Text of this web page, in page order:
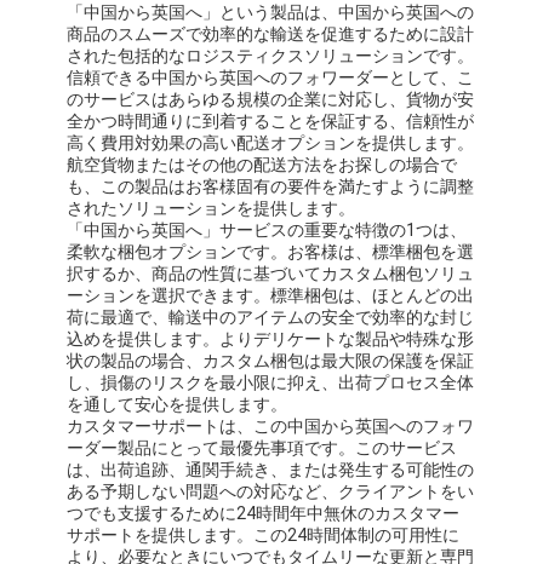
「中国から英国へ」という製品は、中国から英国への
商品のスムーズで効率的な輸送を促進するために設計
された包括的なロジスティクスソリューションです。
信頼できる中国から英国へのフォワーダーとして、こ
のサービスはあらゆる規模の企業に対応し、貨物が安
全かつ時間通りに到着することを保証する、信頼性が
高く費用対効果の高い配送オプションを提供します。
航空貨物またはその他の配送方法をお探しの場合で
も、この製品はお客様固有の要件を満たすように調整
されたソリューションを提供します。
「中国から英国へ」サービスの重要な特徴の1つは、
柔軟な梱包オプションです。お客様は、標準梱包を選
択するか、商品の性質に基づいてカスタム梱包ソリュ
ーションを選択できます。標準梱包は、ほとんどの出
荷に最適で、輸送中のアイテムの安全で効率的な封じ
込めを提供します。よりデリケートな製品や特殊な形
状の製品の場合、カスタム梱包は最大限の保護を保証
し、損傷のリスクを最小限に抑え、出荷プロセス全体
を通して安心を提供します。
カスタマーサポートは、この中国から英国へのフォワ
ーダー製品にとって最優先事項です。このサービス
は、出荷追跡、通関手続き、または発生する可能性の
ある予期しない問題への対応など、クライアントをい
つでも支援するために24時間年中無休のカスタマー
サポートを提供します。この24時間体制の可用性に
より、必要なときにいつでもタイムリーな更新と専門